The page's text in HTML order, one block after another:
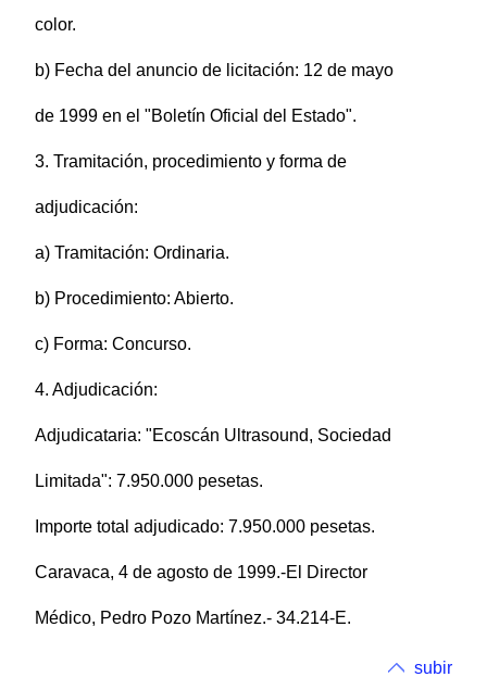
color.
b) Fecha del anuncio de licitación: 12 de mayo
de 1999 en el "Boletín Oficial del Estado".
3. Tramitación, procedimiento y forma de
adjudicación:
a) Tramitación: Ordinaria.
b) Procedimiento: Abierto.
c) Forma: Concurso.
4. Adjudicación:
Adjudicataria: "Ecoscán Ultrasound, Sociedad
Limitada": 7.950.000 pesetas.
Importe total adjudicado: 7.950.000 pesetas.
Caravaca, 4 de agosto de 1999.-El Director
Médico, Pedro Pozo Martínez.- 34.214-E.
subir